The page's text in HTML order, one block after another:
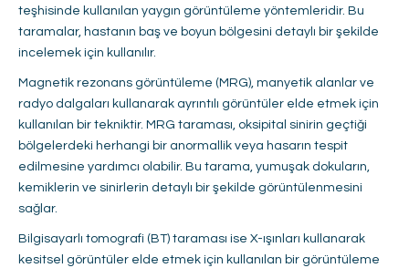
teşhisinde kullanılan yaygın görüntüleme yöntemleridir. Bu
taramalar, hastanın baş ve boyun bölgesini detaylı bir şekilde
incelemek için kullanılır.
Magnetik rezonans görüntüleme (MRG), manyetik alanlar ve
radyo dalgaları kullanarak ayrıntılı görüntüler elde etmek için
kullanılan bir tekniktir. MRG taraması, oksipital sinirin geçtiği
bölgelerdeki herhangi bir anormallik veya hasarın tespit
edilmesine yardımcı olabilir. Bu tarama, yumuşak dokuların,
kemiklerin ve sinirlerin detaylı bir şekilde görüntülenmesini
sağlar.
Bilgisayarlı tomografi (BT) taraması ise X-ışınları kullanarak
kesitsel görüntüler elde etmek için kullanılan bir görüntüleme